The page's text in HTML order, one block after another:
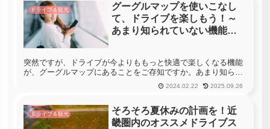
ドライブ＆観光
グーグルマップを使いこなし
て、ドライブを楽しもう！～
あまり知られていない機能に
突然ですが、ドライブが今よりももっと快適で楽しくなる機能
が、グーグルマップにあることをご存知ですか。あまり知られ
ておらず、使い始めたらやめられなくなってしまうような機能
もあります。今回は絶対に外せないグーグルマップの機能を厳
2024.02.22 2025.09.26
ドライブ＆観光
そろそろ夏休みの計画を！近
畿圏内のオススメドライブス